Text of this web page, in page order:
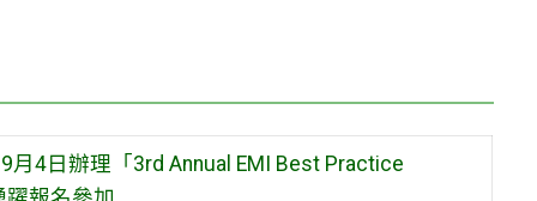
4日辦理「3rd Annual EMI Best Practice